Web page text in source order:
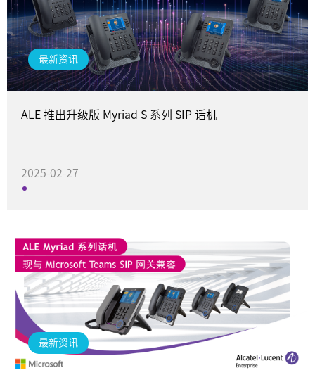
最新资讯
ALE 推出升级版 Myriad S 系列 SIP 话机
2025-02-27
最新资讯